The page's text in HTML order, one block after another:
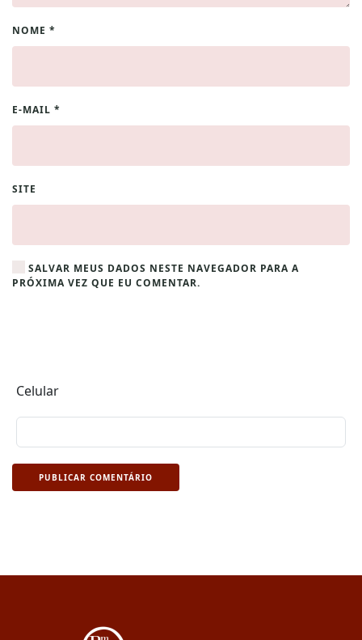
NOME *
E-MAIL *
SITE
SALVAR MEUS DADOS NESTE NAVEGADOR PARA A
PRÓXIMA VEZ QUE EU COMENTAR.
Celular
PUBLICAR COMENTÁRIO